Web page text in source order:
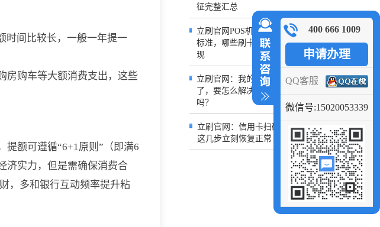
时间比较长，一般一年提一
房购车等大额消费支出，这些
额可遵循“6+1原则”（即满6
济实力，但是需确保消费合
，多和银行互动频率提升粘
征完整汇总
立刷官网POS机：信用卡大额交易界定
标准，哪些刷卡行为极易被误判疑似套
现
立刷官网：我的信用卡额度被降低
了，要怎么解决，还可以恢复额度
吗？
立刷官网：信用卡扫码付不了？掌握
这几步立刻恢复正常
400 666 1009
申请办理
QQ客服
微信号:15020053339